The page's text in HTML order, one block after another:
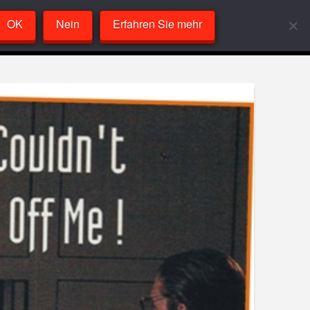
VideoPlayer Sandcast
OK Nein Erfahren Sie mehr